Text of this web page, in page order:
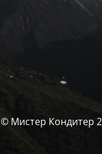
© Мистер Кондитер